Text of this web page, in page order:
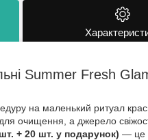
Summer Fresh
на маленький ритуал
очищення, а джерело
+ 20 шт. у подарунок) — це